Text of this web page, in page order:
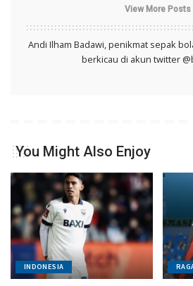
View More Posts
Andi Ilham Badawi, penikmat sepak
berkicau di akun twitter
You Might Also Enjoy
INDONESIA